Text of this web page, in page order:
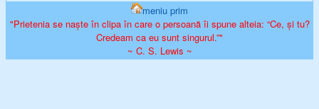
meniu prim
"Prietenia se naște în clipa în care o persoană îi spune alteia: “Ce, și tu?
Credeam ca eu sunt singurul.”"
~ C. S. Lewis ~